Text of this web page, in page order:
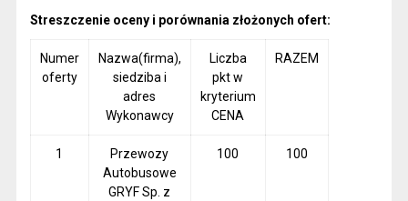
Streszczenie oceny i porównania złożonych ofert:
Numer
oferty
Nazwa(firma),
siedziba i
adres
Wykonawcy
Liczba
pkt w
kryterium
CENA
RAZEM
1
Przewozy
Autobusowe
GRYF Sp. z
100 100